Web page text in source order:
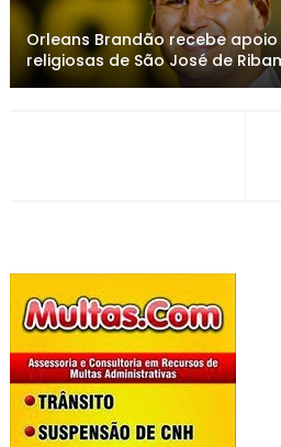
Orleans Brandão recebe
religiosas de São José de